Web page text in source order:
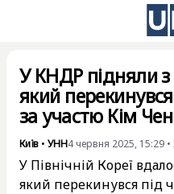
У КНДР підняли
який
за участю Кім
Київ • УНН4 червня 2025, 15:29 •
У Північній Кореї
який перекинувся під